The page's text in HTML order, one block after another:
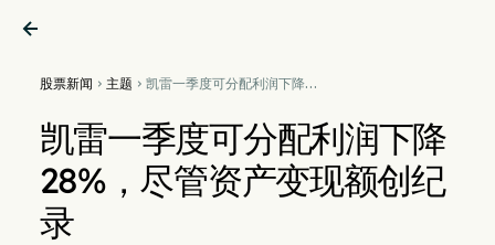

股票新闻  主题  凯雷一季度可分配利润下降
录
凯雷一季度可分配利润下降
28%，尽管资产变现额创纪
录